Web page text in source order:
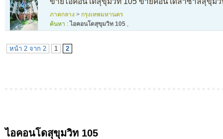
ภาคกลาง > กรุงเทพมหานคร
ค้นหา : ไอคอนโดสุขุมวิท 105 ,
หน้า 2 จาก 2 1 2
ไอคอนโดสุขุมวิท 105